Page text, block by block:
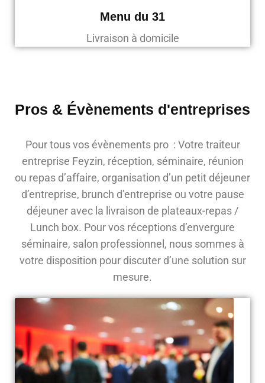
Menu du 31
Livraison à domicile
Pros & Évènements d'entreprises
Pour tous vos évènements pro : Votre traiteur
entreprise Feyzin, réception, séminaire, réunion
ou repas d’affaire, organisation d’un petit déjeuner
d’entreprise, brunch d’entreprise ou votre pause
déjeuner avec la livraison de plateaux-repas /
Lunch box. Pour vos réceptions d’envergure
séminaire, salon professionnel, nous sommes à
votre disposition pour discuter d’une solution sur
mesure.